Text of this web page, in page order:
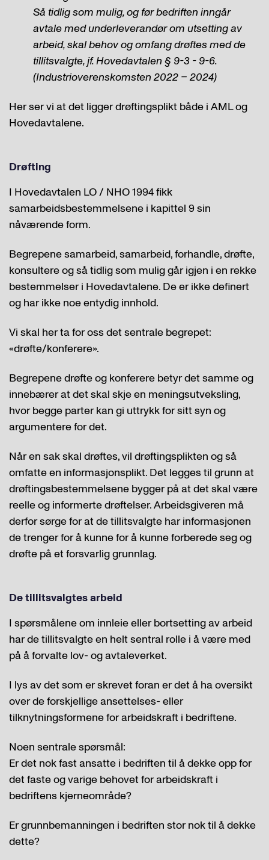
Så tidlig som mulig, og før bedriften inngår
avtale med underleverandør om utsetting av
arbeid, skal behov og omfang drøftes med de
tillitsvalgte, jf. Hovedavtalen § 9-3 - 9-6.
(Industrioverenskomsten 2022 – 2024)
Her ser vi at det ligger drøftingsplikt både i AML og
Hovedavtalene.
Drøfting
I Hovedavtalen LO / NHO 1994 fikk
samarbeidsbestemmelsene i kapittel 9 sin
nåværende form.
Begrepene samarbeid, samarbeid, forhandle, drøfte,
konsultere og så tidlig som mulig går igjen i en rekke
bestemmelser i Hovedavtalene. De er ikke definert
og har ikke noe entydig innhold.
Vi skal her ta for oss det sentrale begrepet:
«drøfte/konferere».
Begrepene drøfte og konferere betyr det samme og
innebærer at det skal skje en meningsutveksling,
hvor begge parter kan gi uttrykk for sitt syn og
argumentere for det.
Når en sak skal drøftes, vil drøftingsplikten og så
omfatte en informasjonsplikt. Det legges til grunn at
drøftingsbestemmelsene bygger på at det skal være
reelle og informerte drøftelser. Arbeidsgiveren må
derfor sørge for at de tillitsvalgte har informasjonen
de trenger for å kunne for å kunne forberede seg og
drøfte på et forsvarlig grunnlag.
De tillitsvalgtes arbeid
I spørsmålene om innleie eller bortsetting av arbeid
har de tillitsvalgte en helt sentral rolle i å være med
på å forvalte lov- og avtaleverket.
I lys av det som er skrevet foran er det å ha oversikt
over de forskjellige ansettelses- eller
tilknytningsformene for arbeidskraft i bedriftene.
Noen sentrale spørsmål:
Er det nok fast ansatte i bedriften til å dekke opp for
det faste og varige behovet for arbeidskraft i
bedriftens kjerneområde?
Er grunnbemanningen i bedriften stor nok til å dekke
dette?